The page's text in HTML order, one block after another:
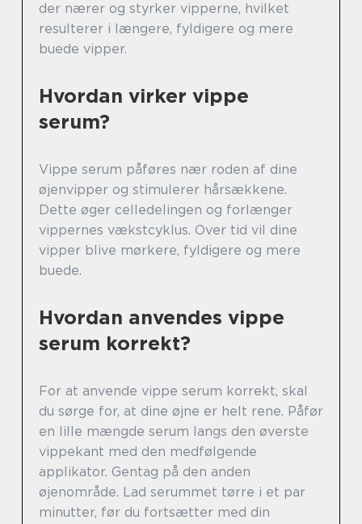
der nærer og styrker vipperne, hvilket
resulterer i længere, fyldigere og mere
buede vipper.
Hvordan virker vippe
serum?
Vippe serum påføres nær roden af dine
øjenvipper og stimulerer hårsækkene.
Dette øger celledelingen og forlænger
vippernes vækstcyklus. Over tid vil dine
vipper blive mørkere, fyldigere og mere
buede.
Hvordan anvendes vippe
serum korrekt?
For at anvende vippe serum korrekt, skal
du sørge for, at dine øjne er helt rene. Påfør
en lille mængde serum langs den øverste
vippekant med den medfølgende
applikator. Gentag på den anden
øjenområde. Lad serummet tørre i et par
minutter, før du fortsætter med din